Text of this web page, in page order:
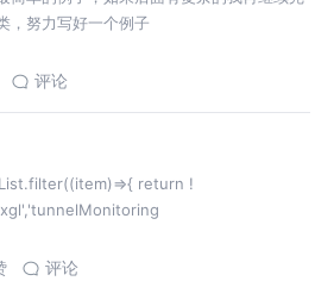
，努力写好一个例子
评论
return !
评论